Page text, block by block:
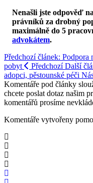
Nenašli jste odpověď
právníků za drobný
maximálně do 5
advokátem.
Předchozí článek: Podpora
pobyt
Předchozí Další
adopci, pěstounské péči
Komentáře pod články
chcete poslat dotaz našim
komentářů prosíme
Komentáře vytvořeny